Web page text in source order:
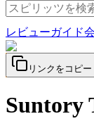
レビューガイド
リンクをコピー
Suntory